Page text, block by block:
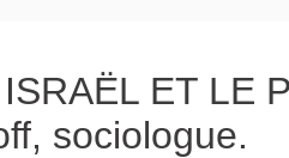
ET LE
sociologue.